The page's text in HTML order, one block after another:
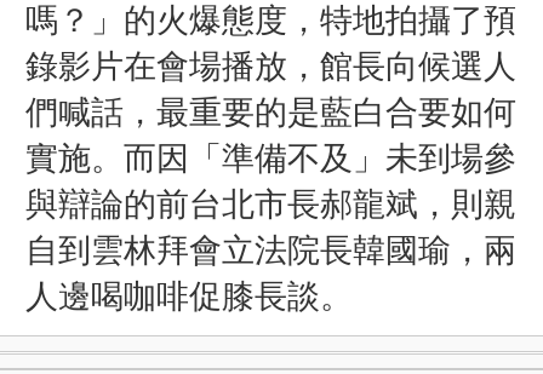
嗎？」的火爆態度，特地拍攝了預
錄影片在會場播放，館長向候選人
們喊話，最重要的是藍白合要如何
實施。而因「準備不及」未到場參
與辯論的前台北市長郝龍斌，則親
自到雲林拜會立法院長韓國瑜，兩
人邊喝咖啡促膝長談。